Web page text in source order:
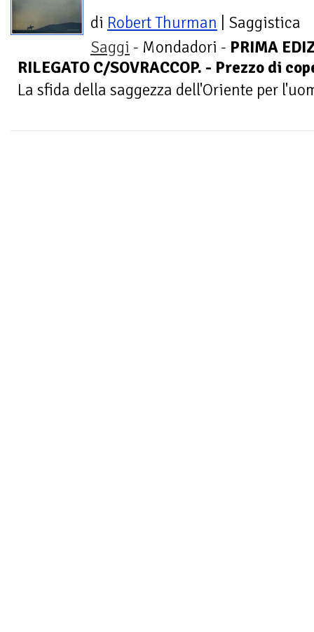
di Robert Thurman | Saggistica
Saggi - Mondadori - PRIMA
RILEGATO C/SOVRACCOP. - Prezzo di
La sfida della saggezza dell'Oriente per